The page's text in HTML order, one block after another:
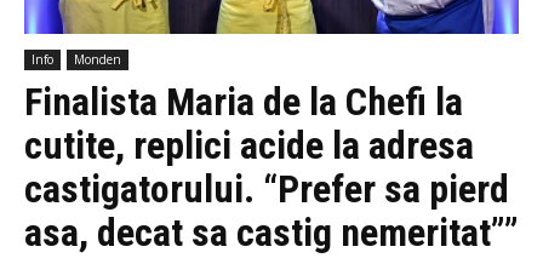
Info Monden
Finalista Maria de la Chefi la
cutite, replici acide la adresa
castigatorului. “Prefer sa pierd
asa, decat sa castig nemeritat””